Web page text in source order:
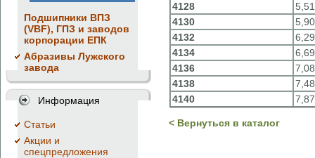
Подшипники ВПЗ
(VBF), ГПЗ и заводов
корпорации ЕПК
Абразивы Лужского
завода
Информация
Cтатьи
Акции и
спецпредложения
4128
4130
4132
4134
4136
4138
7,48
4140
< Вернуться в каталог